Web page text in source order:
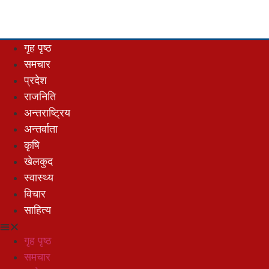
गृह पृष्ठ
समचार
प्रदेश
राजनिति
अन्तराष्ट्रिय
अन्तर्वाता
कृषि
खेलकुद
स्वास्थ्य
विचार
साहित्य
गृह पृष्ठ
समचार